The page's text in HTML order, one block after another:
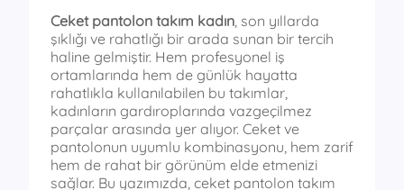
Ceket pantolon takım kadın , son yıllarda
şıklığı ve rahatlığı bir arada sunan bir tercih
haline gelmiştir. Hem profesyonel iş
ortamlarında hem de günlük hayatta
rahatlıkla kullanılabilen bu takımlar,
kadınların gardıroplarında vazgeçilmez
parçalar arasında yer alıyor. Ceket ve
pantolonun uyumlu kombinasyonu, hem zarif
hem de rahat bir görünüm elde etmenizi
sağlar. Bu yazımızda, ceket pantolon takım